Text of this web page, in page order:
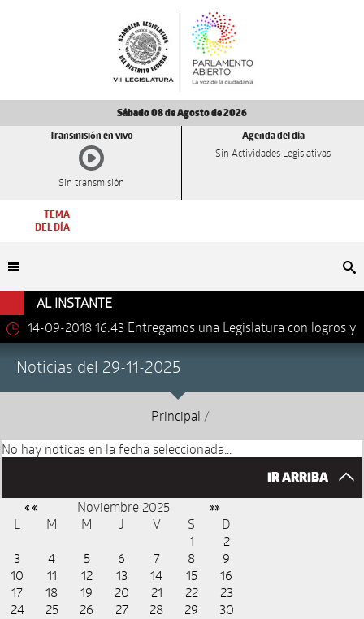
Sábado 08 de Agosto de 2026
Transmisión en vivo
Sin transmisión
Agenda del día
Sin Actividades Legislativas
TEMA
DEL DÍA
AL INSTANTE
14-09-2018 16:43 Entregamos una Legislatura con logros y
Noticias del 29-11-2025
Principal /
No hay noticas en la fecha seleccionada...
IR ARRIBA
« « Noviembre 2025 »»
L M M J V S
D
1
2
3
4 5 6 7 8
9
10
11 12 13 14 15
16
17
18 19 20 21 22
23
24
25 26 27 28 29 30